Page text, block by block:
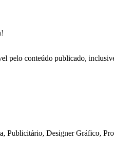
pelo conteúdo publicado,
Publicitário, Designer Gráfico,